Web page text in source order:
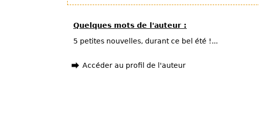
Quelques mots de l'auteur :
5 petites nouvelles, durant ce bel été !...
Accéder au profil de l'auteur